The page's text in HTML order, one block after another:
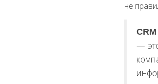
не
CRM
—